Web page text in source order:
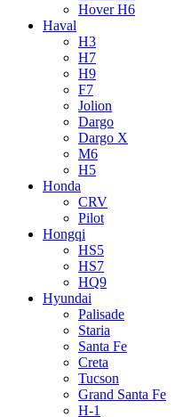
Hover H6
Haval
H3
H7
H9
F7
Jolion
Dargo
Dargo X
M6
H5
Honda
CRV
Pilot
Hongqi
HS5
HS7
HQ9
Hyundai
Palisade
Staria
Santa Fe
Creta
Tucson
Grand Santa Fe
H-1